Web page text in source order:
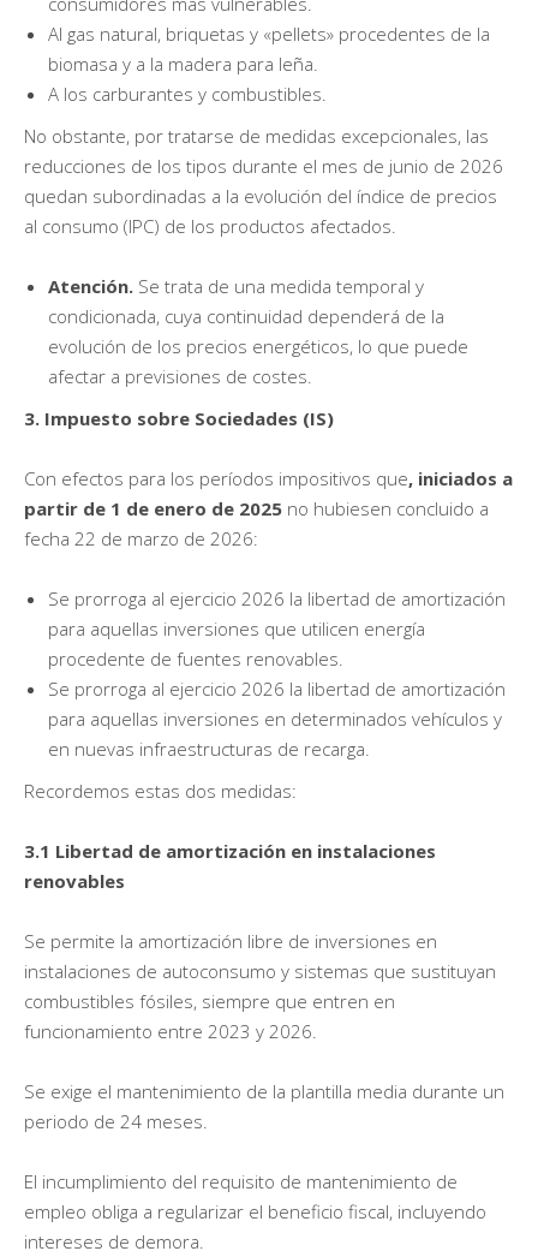
Al gas natural, briquetas y «pellets» procedentes de la
biomasa y a la madera para leña.
A los carburantes y combustibles.
No obstante, por tratarse de medidas excepcionales, las
reducciones de los tipos durante el mes de junio de 2026
quedan subordinadas a la evolución del índice de precios
al consumo (IPC) de los productos afectados.
Atención. Se trata de una medida temporal y
condicionada, cuya continuidad dependerá de la
evolución de los precios energéticos, lo que puede
afectar a previsiones de costes.
3. Impuesto sobre Sociedades (IS)
Con efectos para los períodos impositivos que, iniciados a
partir de 1 de enero de 2025 no hubiesen concluido a
fecha 22 de marzo de 2026:
Se prorroga al ejercicio 2026 la libertad de amortización
para aquellas inversiones que utilicen energía
procedente de fuentes renovables.
Se prorroga al ejercicio 2026 la libertad de amortización
para aquellas inversiones en determinados vehículos y
en nuevas infraestructuras de recarga.
Recordemos estas dos medidas:
3.1 Libertad de amortización en instalaciones
renovables
Se permite la amortización libre de inversiones en
instalaciones de autoconsumo y sistemas que sustituyan
combustibles fósiles, siempre que entren en
funcionamiento entre 2023 y 2026.
Se exige el mantenimiento de la plantilla media durante un
periodo de 24 meses.
El incumplimiento del requisito de mantenimiento de
empleo obliga a regularizar el beneficio fiscal, incluyendo
intereses de demora.